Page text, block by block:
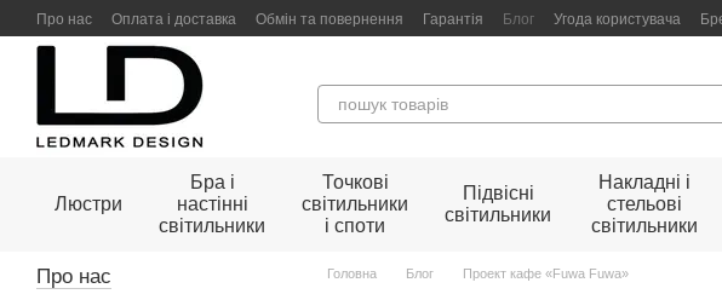
Перейти до основного контенту
Про нас Оплата і доставка Обмін та повернення Гарантія Блог Угода користувача
Люстри
Бра і
настінні
світильники
Точкові
світильники
і споти
Підвісні
світильники
Накладні і
стельові
світильники
Головна Блог Проект кафе «Fuwa Fuwa»
Про нас